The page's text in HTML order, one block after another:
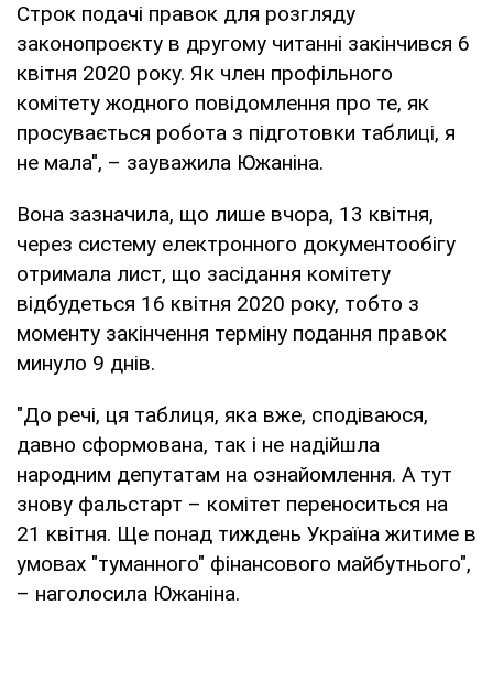
Строк подачі правок для розгляду
законопроєкту в другому читанні закінчився 6
квітня 2020 року. Як член профільного
комітету жодного повідомлення про те, як
просувається робота з підготовки таблиці, я
не мала", – зауважила Южаніна.
Вона зазначила, що лише вчора, 13 квітня,
через систему електронного документообігу
отримала лист, що засідання комітету
відбудеться 16 квітня 2020 року, тобто з
моменту закінчення терміну подання правок
минуло 9 днів.
"До речі, ця таблиця, яка вже, сподіваюся,
давно сформована, так і не надійшла
народним депутатам на ознайомлення. А тут
знову фальстарт – комітет переноситься на
21 квітня. Ще понад тиждень Україна житиме в
умовах "туманного" фінансового майбутнього",
– наголосила Южаніна.